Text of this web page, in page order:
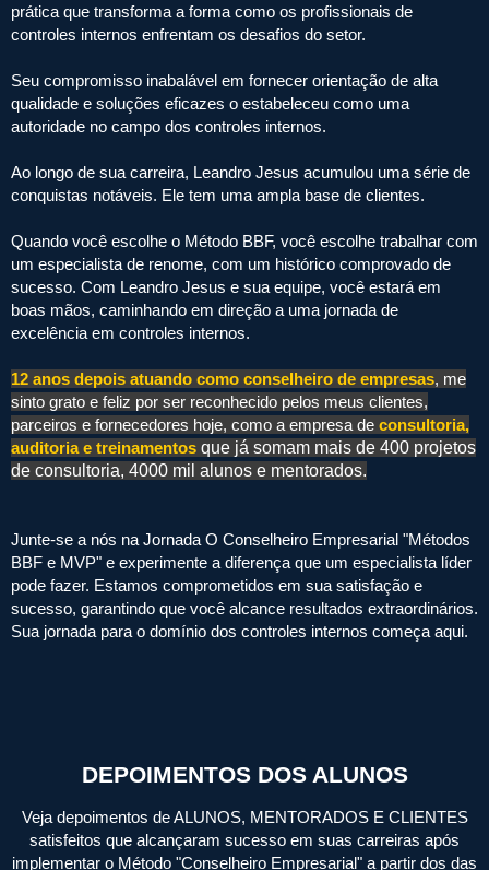
prática que transforma a forma como os profissionais de
controles internos enfrentam os desafios do setor.
Seu compromisso inabalável em fornecer orientação de alta
qualidade e soluções eficazes o estabeleceu como uma
autoridade no campo dos controles internos.
Ao longo de sua carreira, Leandro Jesus acumulou uma série de
conquistas notáveis. Ele tem uma ampla base de clientes.
Quando você escolhe o Método BBF, você escolhe trabalhar com
um especialista de renome, com um histórico comprovado de
sucesso. Com Leandro Jesus e sua equipe, você estará em
boas mãos, caminhando em direção a uma jornada de
excelência em controles internos.
12 anos depois atuando como conselheiro de empresas, me
sinto grato e feliz por ser reconhecido pelos meus clientes,
parceiros e fornecedores hoje, como a empresa de consultoria,
auditoria e treinamentos que já somam mais de 400 projetos
de consultoria, 4000 mil alunos e mentorados.
Junte-se a nós na Jornada O Conselheiro Empresarial "Métodos
BBF e MVP" e experimente a diferença que um especialista líder
pode fazer. Estamos comprometidos em sua satisfação e
sucesso, garantindo que você alcance resultados extraordinários.
Sua jornada para o domínio dos controles internos começa aqui.
DEPOIMENTOS DOS ALUNOS
Veja depoimentos de ALUNOS, MENTORADOS E CLIENTES
satisfeitos que alcançaram sucesso em suas carreiras após
implementar o Método "Conselheiro Empresarial" a partir dos das